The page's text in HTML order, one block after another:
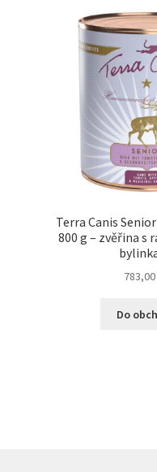
Terra Canis
800 g – zvěřina s
Do